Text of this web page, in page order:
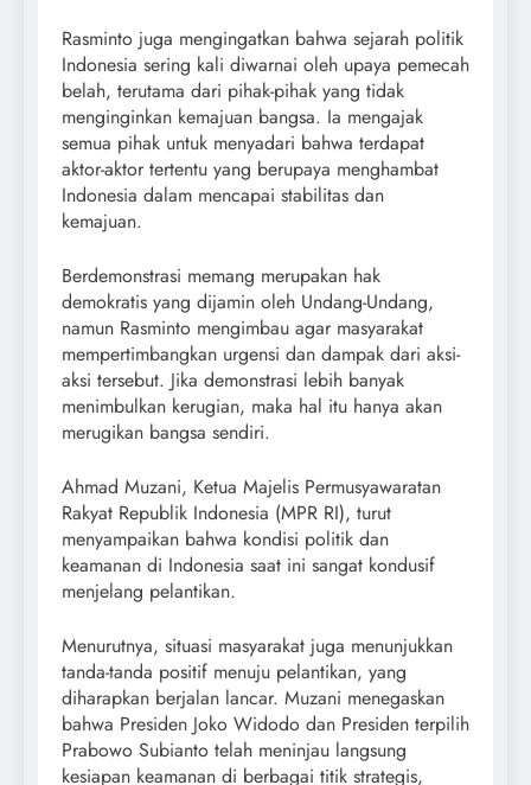
Rasminto juga mengingatkan bahwa sejarah politik
Indonesia sering kali diwarnai oleh upaya pemecah
belah, terutama dari pihak-pihak yang tidak
menginginkan kemajuan bangsa. Ia mengajak
semua pihak untuk menyadari bahwa terdapat
aktor-aktor tertentu yang berupaya menghambat
Indonesia dalam mencapai stabilitas dan
kemajuan.
Berdemonstrasi memang merupakan hak
demokratis yang dijamin oleh Undang-Undang,
namun Rasminto mengimbau agar masyarakat
mempertimbangkan urgensi dan dampak dari aksi-
aksi tersebut. Jika demonstrasi lebih banyak
menimbulkan kerugian, maka hal itu hanya akan
merugikan bangsa sendiri.
Ahmad Muzani, Ketua Majelis Permusyawaratan
Rakyat Republik Indonesia (MPR RI), turut
menyampaikan bahwa kondisi politik dan
keamanan di Indonesia saat ini sangat kondusif
menjelang pelantikan.
Menurutnya, situasi masyarakat juga menunjukkan
tanda-tanda positif menuju pelantikan, yang
diharapkan berjalan lancar. Muzani menegaskan
bahwa Presiden Joko Widodo dan Presiden terpilih
Prabowo Subianto telah meninjau langsung
kesiapan keamanan di berbagai titik strategis,